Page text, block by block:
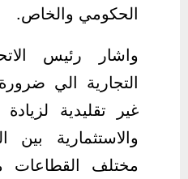
الحكومي والخاص.
واشار رئيس
التجارية الي
غير تقليدية لزيادة
والاستثمارية
مختلف القطاعات